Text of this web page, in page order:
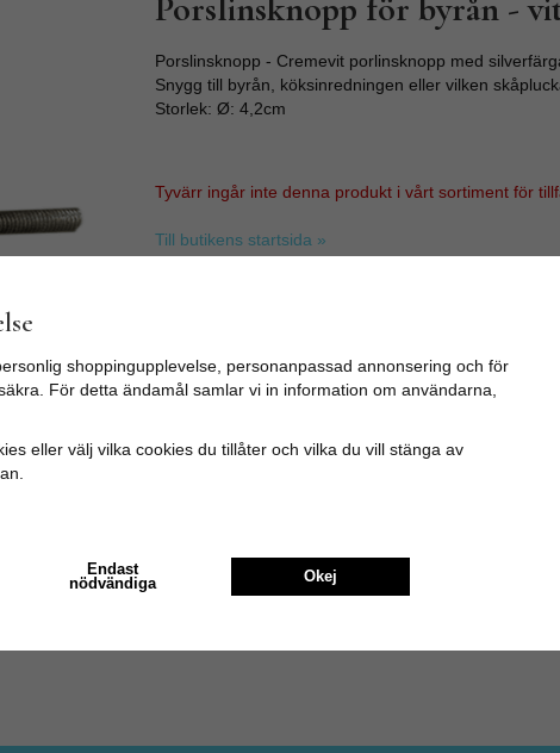
Porslinsknopp för byrån -
Porslinsknopp - Cremevit porlinsknopp med
Snygg till byrån, köksinredningen eller vilken
Storlek: Ø: 4,2cm
Tyvärr ingår inte denna produkt i vårt sortiment för
Till butikens startsida »
shoppingupplevelse, personanpassad annonsering och för
För detta ändamål samlar vi in information om användarna,
eller välj vilka cookies du tillåter och vilka du vill stänga av
Endast
nödvändiga
Okej